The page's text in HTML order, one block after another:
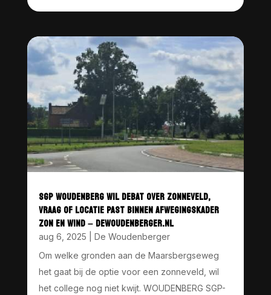
SGP WOUDENBERG WIL DEBAT OVER ZONNEVELD,
VRAAG OF LOCATIE PAST BINNEN AFWEGINGSKADER
ZON EN WIND – DEWOUDENBERGER.NL
aug 6, 2025
De Woudenberger
Om welke gronden aan de Maarsbergseweg
het gaat bij de optie voor een zonneveld, wil
het college nog niet kwijt. WOUDENBERG SGP-